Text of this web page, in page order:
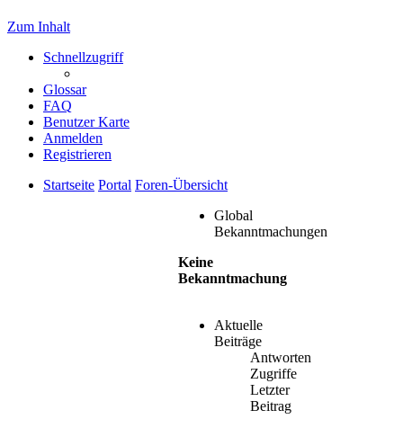
Zum Inhalt
Schnellzugriff
Glossar
FAQ
Benutzer Karte
Anmelden
Registrieren
Startseite Portal Foren-Übersicht
Global
Bekanntmachungen
Keine
Bekanntmachung
Aktuelle
Beiträge
Antworten
Zugriffe
Letzter
Beitrag